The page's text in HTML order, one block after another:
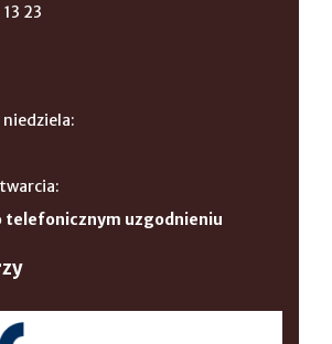
23
telefonicznym uzgodnieniu